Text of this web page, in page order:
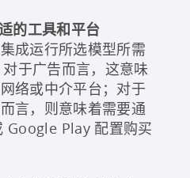
的工具和平台
成运行所选模型所需
于广告而言，这意味
络或中介平台；对于
言，则意味着需要通
Google Play 配置购买